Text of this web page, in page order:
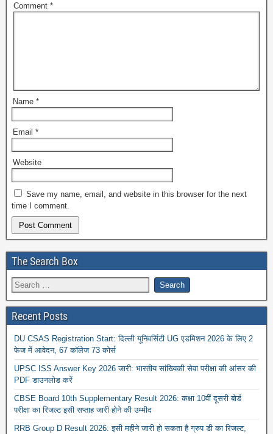
Comment *
Name *
Email *
Website
Save my name, email, and website in this browser for the next
time I comment.
The Search Box
Recent Posts
DU CSAS Registration Start: दिल्ली यूनिवर्सिटी UG एडमिशन 2026 के लिए 2
फेज में आवेदन, 67 कॉलेज 73 कोर्स
UPSC ISS Answer Key 2026 जारी: भारतीय सांख्यिकी सेवा परीक्षा की आंसर की
PDF डाउनलोड करें
CBSE Board 10th Supplementary Result 2026: कक्षा 10वीं दूसरी बोर्ड
परीक्षा का रिजल्ट इसी सप्ताह जारी होने की उम्मीद
RRB Group D Result 2026: इसी महीने जारी हो सकता है ग्रुप डी का रिजल्ट,